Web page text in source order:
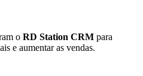
o RD Station CRM para
e aumentar as vendas.